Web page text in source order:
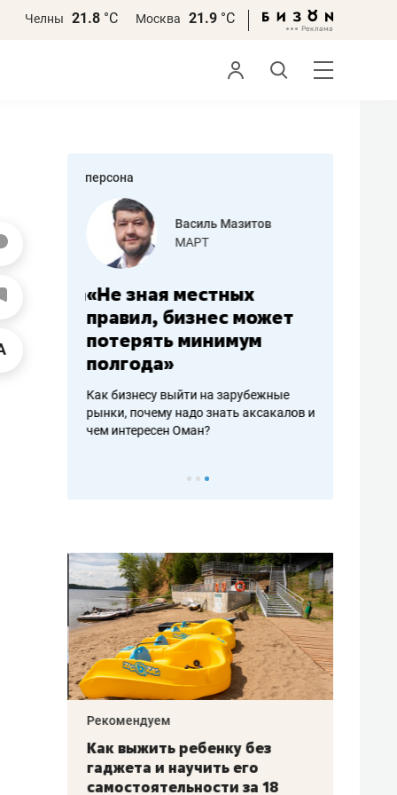
Челны 21.8 °С Москва 21.9 °С
персона
работа
Василь Мазитов
МАРТ
«Не зная местных
правил, бизнес может
потерять минимум
полгода»
Как бизнесу выйти на зарубежные
рынки, почему надо знать аксакалов и
чем интересен Оман?
–
Рекомендуем
Как выжить ребенку без
гаджета и научить его
самостоятельности за 18